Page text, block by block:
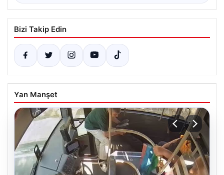
Bizi Takip Edin
Yan Manşet